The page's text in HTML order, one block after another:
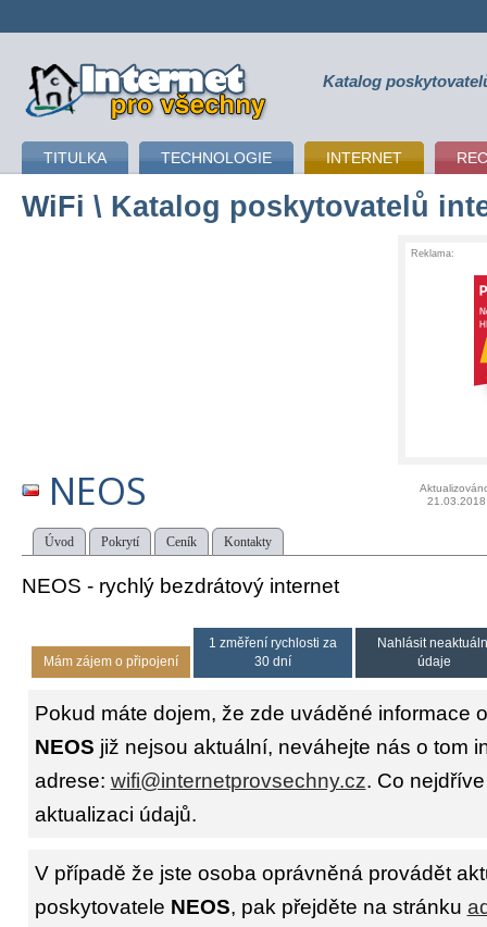
připojení k internetu Katalog
TITULKA TECHNOLOGIE INTERNET
WiFi \ Katalog poskytovatelů
Reklama:
NEOS
21.03.2018
Úvod Pokrytí Ceník Kontakty
NEOS - rychlý bezdrátový internet
Mám zájem o připojení
1 změření rychlosti za
30 dní
Nahlásit
údaje
Pokud máte dojem, že zde uváděné informace
NEOS již nejsou aktuální, neváhejte nás o tom
adrese: wifi@internetprovsechny.cz. Co
aktualizaci údajů.
V případě že jste osoba oprávněná provádět
poskytovatele NEOS, pak přejděte na stránku